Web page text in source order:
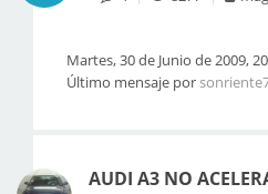
Martes, 30 de Junio de 2009,
Último mensaje por
AUDI A3 NO